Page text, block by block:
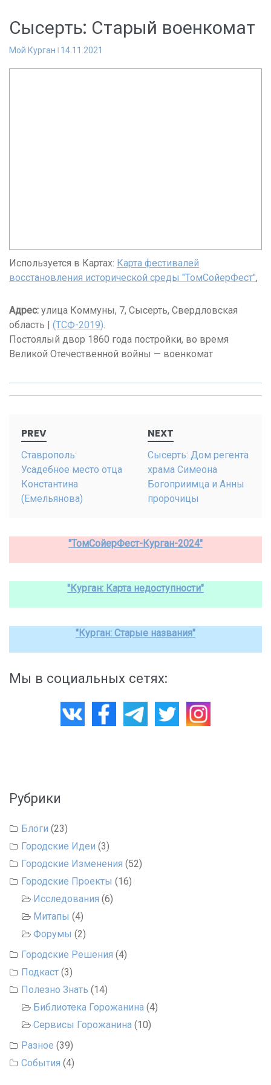
Сысерть: Старый военкомат
Мой Курган 14.11.2021
Используется в Картах: Карта фестивалей
восстановления исторической среды "ТомСойерФест",
Адрес: улица Коммуны, 7, Сысерть, Свердловская
область | (ТСФ-2019).
Постоялый двор 1860 года постройки, во время
Великой Отечественной войны — военкомат
navigation
PREV
Ставрополь:
Усадебное место отца
Константина
(Емельянова)
NEXT
Сысерть: Дом регента
храма Симеона
Богоприимца и Анны
пророчицы
"ТомСойерФест-Курган-2024"
"Курган: Карта недоступности"
"Курган: Старые названия"
Мы в социальных сетях:
Рубрики
Блоги (23)
Городские Идеи (3)
Городские Изменения (52)
Городские Проекты (16)
Исследования (6)
Митапы (4)
Форумы (2)
Городские Решения (4)
Подкаст (3)
Полезно Знать (14)
Библиотека Горожанина (4)
Сервисы Горожанина (10)
Разное (39)
События (4)